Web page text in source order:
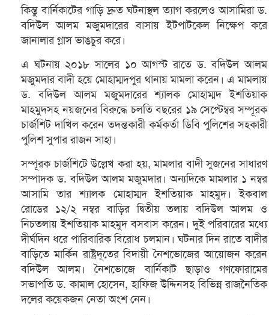
কিন্তু বার্নিকাটের গাড়ি দ্রুত ঘটনাস্থল ত্যাগ করলেও আসামিরা ড.
বদিউল আলম মজুমদারের বাসায় ইটপাটকেল নিক্ষেপ করে
জানালার গ্লাস ভাঙচুর করে।
এ ঘটনায় ২০১৮ সালের ১০ আগস্ট রাতে ড. বদিউল আলম
মজুমদার বাদী হয়ে মোহাম্মদপুর থানায় মামলা করেন। এ মামলায়
ড. বদিউল আলম মজুমদারের শ্যালক মোহাম্মদ ইশতিয়াক
মাহমুদসহ নয়জনের বিরুদ্ধে চলতি বছরের ১৯ সেপ্টেম্বর সম্পূরক
চার্জশিট দাখিল করেন তদন্তকারী কর্মকর্তা ডিবি পুলিশের সহকারী
পুলিশ সুপার রাজন সাহা।
সম্পূরক চার্জশিটে উল্লেখ করা হয়, মামলার বাদী সুজনের সাধারণ
সম্পাদক ড. বদিউল আলম মজুমদার। অন্যদিকে মামলার ১ নম্বর
আসামি তার শ্যালক মোহাম্মদ ইশতিয়াক মাহমুদ। ইকবাল
রোডের ১২/২ নম্বর বাড়ির দ্বিতীয় তলায় বদিউল আলম ও
নিচতলায় ইশতিয়াক মাহমুদ বসবাস করেন। দুই পরিবারের মধ্যে
দীর্ঘদিন ধরে পারিবারিক বিরোধ চলমান। ঘটনার দিন রাতে বাদীর
বাড়িতে মার্কিন রাষ্ট্রদূতের বিদায়ী নৈশভোজের আয়োজন করেন
বদিউল আলম। নৈশভোজে বার্নিকাট ছাড়াও গণফোরামের
সভাপতি ড. কামাল হোসেন, হাফিজ উদ্দিনসহ বিভিন্ন রাজনৈতিক
দলের কয়েকজন নেতা অংশ নেন।